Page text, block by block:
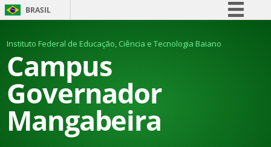
BRASIL
Comunica BR
Acesso à informação
Instituto Federal de Educação, Ciência e Tecnologia Baiano
Campus
Governador
Mangabeira